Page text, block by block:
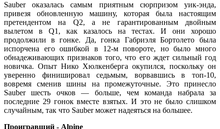
Sauber оказалась самым приятным сюрпризом уик-энда,
привезя обновленную машину, которая была настоящим
претендентом на Q2, а не гарантированным двойным
вылетом в Q1, как казалось на тестах. И они хорошо
продолжили в гонке. Да, гонка Габриэля Бортолето была
испорчена его ошибкой в 12-м повороте, но было много
обнадеживающих признаков того, что его ждет сильный год
новичка. Опыт Нико Хюлкенберга окупился, поскольку он
уверенно финишировал седьмым, ворвавшись в топ-10,
вовремя сменив шины на промежуточные. Это принесло
Sauber шесть очков — больше, чем команда набрала за
последние 29 гонок вместе взятых. И это не было слишком
случайным, так что Sauber может надеяться на большее.
Проигравший - Alpine